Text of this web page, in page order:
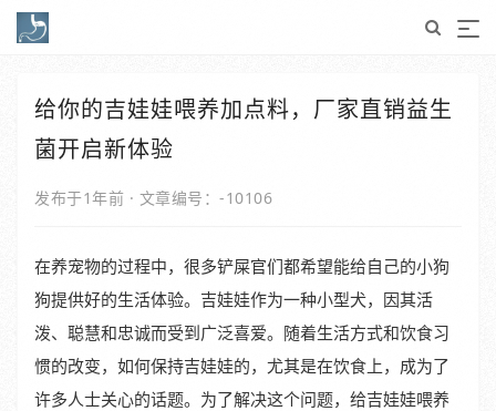
给你的吉娃娃喂养加点料，厂家直销益生
菌开启新体验
发布于1年前 · 文章编号：-10106
在养宠物的过程中，很多铲屎官们都希望能给自己的小狗
狗提供好的生活体验。吉娃娃作为一种小型犬，因其活
泼、聪慧和忠诚而受到广泛喜爱。随着生活方式和饮食习
惯的改变，如何保持吉娃娃的，尤其是在饮食上，成为了
许多人士关心的话题。为了解决这个问题，给吉娃娃喂养